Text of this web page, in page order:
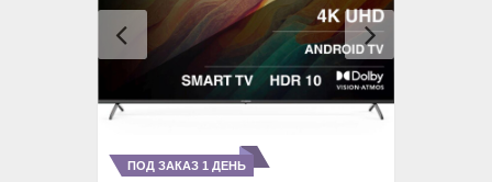
Previous Next
ПОД ЗАКАЗ 1 ДЕНЬ